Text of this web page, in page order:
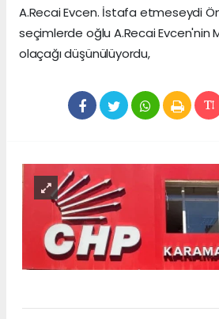
A.Recai Evcen. İstafa etmeseydi
seçimlerde oğlu A.Recai Evcen'nin
olaçağı düşünülüyordu,